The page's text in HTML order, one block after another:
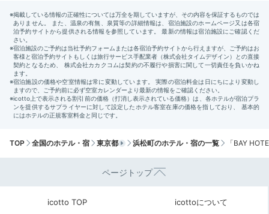
TOP 全国のホテル・宿 東京都 浜松町のホテル・宿の一覧 「BAY
ページトップ
icotto TOP icottoについて